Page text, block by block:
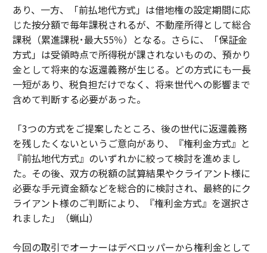
あり、一方、「前払地代方式」は借地権の設定期間に応
じた按分額で毎年課税されるが、不動産所得として総合
課税（累進課税･最大55％）となる。さらに、「保証金
方式」は受領時点で所得税が課されないものの、預かり
金として将来的な返還義務が生じる。どの方式にも一長
一短があり、税負担だけでなく、将来世代への影響まで
含めて判断する必要があった。
「3つの方式をご提案したところ、後の世代に返還義務
を残したくないというご意向があり、『権利金方式』と
『前払地代方式』のいずれかに絞って検討を進めまし
た。その後、双方の税額の試算結果やクライアント様に
必要な手元資金額などを総合的に検討され、最終的にク
ライアント様のご判断により、『権利金方式』を選択さ
れました」（蝋山）
今回の取引でオーナーはデベロッパーから権利金として